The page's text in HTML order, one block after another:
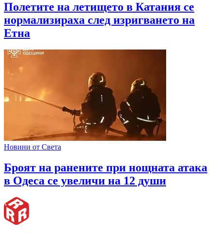
Полетите на летището в Катания се
нормализираха след изригването на
Етна
Новини от Света
Броят на ранените при нощната атака
в Одеса се увеличи на 12 души